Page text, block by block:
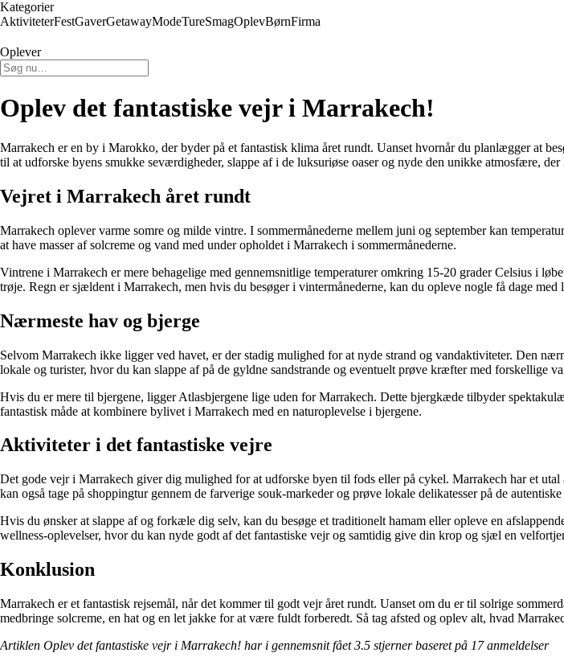
Kategorier
AktiviteterFestGaverGetawayModeTureSmagOplevBørnFirma
Oplever
Oplev det fantastiske vejr i Marrakech!
Marrakech er en by i Marokko, der byder på et fantastisk klima året rundt. Uanset hvornår du planlægger at
til at udforske byens smukke seværdigheder, slappe af i de luksuriøse oaser og nyde den unikke atmosfære,
Vejret i Marrakech året rundt
Marrakech oplever varme somre og milde vintre. I sommermånederne mellem juni og september kan
at have masser af solcreme og vand med under opholdet i Marrakech i sommermånederne.
Vintrene i Marrakech er mere behagelige med gennemsnitlige temperaturer omkring 15-20 grader Celsius i
trøje. Regn er sjældent i Marrakech, men hvis du besøger i vintermånederne, kan du opleve nogle få dage med
Nærmeste hav og bjerge
Selvom Marrakech ikke ligger ved havet, er der stadig mulighed for at nyde strand og vandaktiviteter. Den
lokale og turister, hvor du kan slappe af på de gyldne sandstrande og eventuelt prøve kræfter med forskellige
Hvis du er mere til bjergene, ligger Atlasbjergene lige uden for Marrakech. Dette bjergkæde tilbyder
fantastisk måde at kombinere bylivet i Marrakech med en naturoplevelse i bjergene.
Aktiviteter i det fantastiske vejre
Det gode vejr i Marrakech giver dig mulighed for at udforske byen til fods eller på cykel. Marrakech har et
kan også tage på shoppingtur gennem de farverige souk-markeder og prøve lokale delikatesser på de
Hvis du ønsker at slappe af og forkæle dig selv, kan du besøge et traditionelt hamam eller opleve en
wellness-oplevelser, hvor du kan nyde godt af det fantastiske vejr og samtidig give din krop og sjæl en
Konklusion
Marrakech er et fantastisk rejsemål, når det kommer til godt vejr året rundt. Uanset om du er til solrige
medbringe solcreme, en hat og en let jakke for at være fuldt forberedt. Så tag afsted og oplev alt, hvad
Artiklen Oplev det fantastiske vejr i Marrakech! har i gennemsnit fået3.5 stjerner baseret på 17anmeldelser